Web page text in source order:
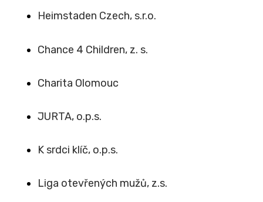
Heimstaden Czech, s.r.o.
Chance 4 Children, z. s.
Charita Olomouc
JURTA, o.p.s.
K srdci klíč, o.p.s.
Liga otevřených mužů, z.s.